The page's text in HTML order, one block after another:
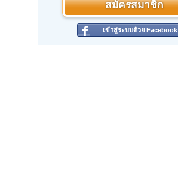
สมัครสมาชิก
เข้าสู่ระบบด้วย Facebook